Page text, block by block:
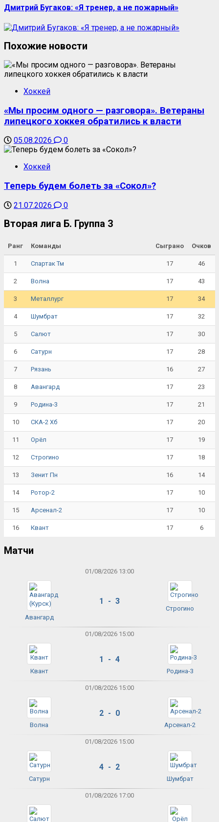
Дмитрий Бугаков: «Я тренер, а не пожарный»
Похожие новости
Хоккей
«Мы просим одного — разговора». Ветераны
липецкого хоккея обратились к власти
05.08.2026 0
Хоккей
Теперь будем болеть за «Сокол»?
21.07.2026 0
Вторая лига Б. Группа 3
Ранг Команды Сыграно Очков
1 Спартак Тм 17 46
2 Волна 17 43
3 Металлург 17 34
4 Шумбрат 17 32
5 Салют 17 30
6 Сатурн 17 28
7 Рязань 16 27
8 Авангард 17 23
9 Родина-3 17 21
10 СКА-2 Хб 17 20
11 Орёл 17 19
12 Строгино 17 18
13 Зенит Пн 16 14
14 Ротор-2 17 10
15 Арсенал-2 17 10
16 Квант 17 6
Матчи
01/08/2026 13:00
Авангард
1 - 3
Строгино
01/08/2026 15:00
Квант
1 - 4
Родина-3
01/08/2026 15:00
Волна
2 - 0
Арсенал-2
01/08/2026 15:00
Сатурн
4 - 2
Шумбрат
01/08/2026 17:00